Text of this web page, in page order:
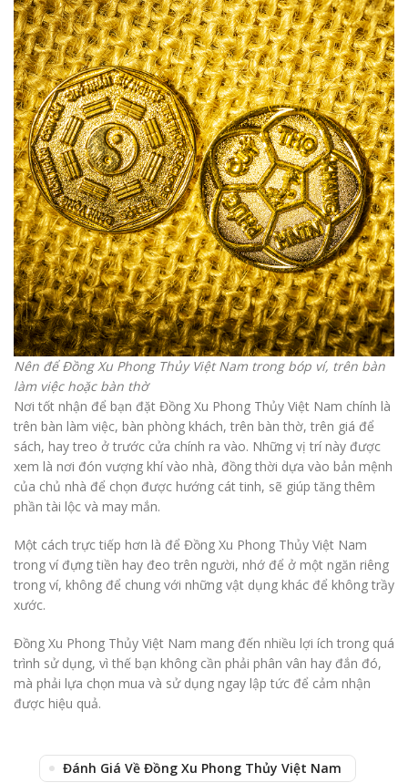
Nên để Đồng Xu Phong Thủy Việt Nam trong bóp ví, trên bàn
làm việc hoặc bàn thờ
Nơi tốt nhận để bạn đặt Đồng Xu Phong Thủy Việt Nam chính là
trên bàn làm việc, bàn phòng khách, trên bàn thờ, trên giá để
sách, hay treo ở trước cửa chính ra vào. Những vị trí này được
xem là nơi đón vượng khí vào nhà, đồng thời dựa vào bản mệnh
của chủ nhà để chọn được hướng cát tinh, sẽ giúp tăng thêm
phần tài lộc và may mắn.
Một cách trực tiếp hơn là để Đồng Xu Phong Thủy Việt Nam
trong ví đựng tiền hay đeo trên người, nhớ để ở một ngăn riêng
trong ví, không để chung với những vật dụng khác để không trầy
xước.
Đồng Xu Phong Thủy Việt Nam mang đến nhiều lợi ích trong quá
trình sử dụng, vì thế bạn không cần phải phân vân hay đắn đó,
mà phải lựa chọn mua và sử dụng ngay lập tức để cảm nhận
được hiệu quả.
Đánh Giá Về Đồng Xu Phong Thủy Việt Nam